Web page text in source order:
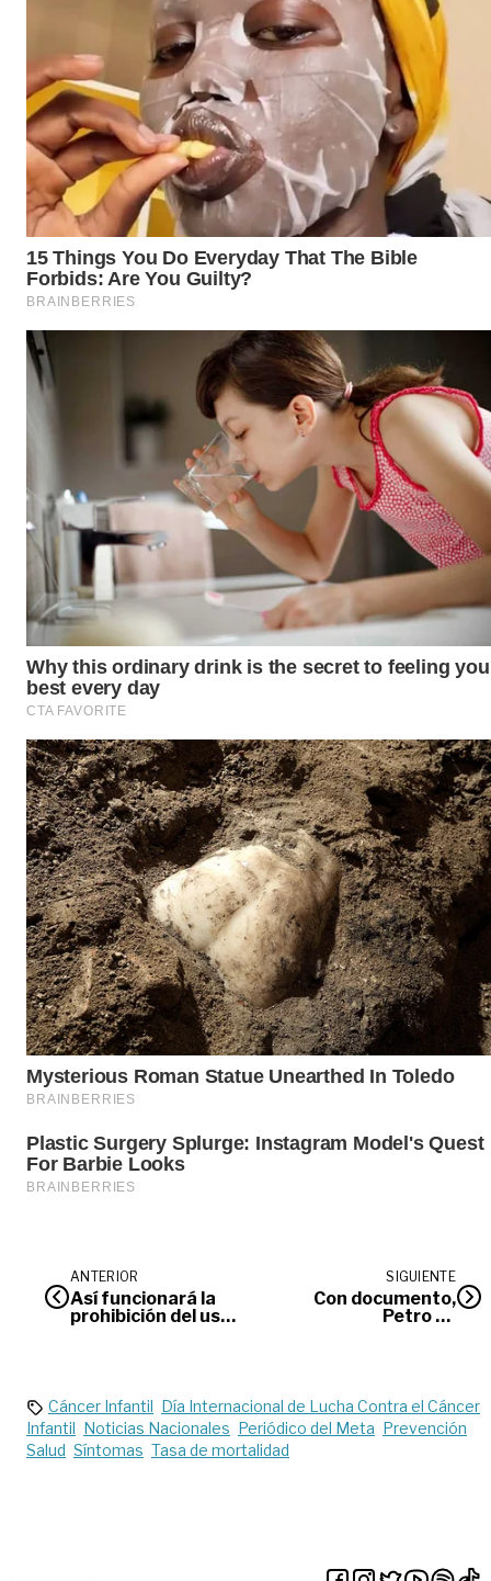
ANTERIOR
Así funcionará la
prohibición del uso
SIGUIENTE
Con documento,
Petro se
Cáncer Infantil Día Internacional de Lucha Contra el Cáncer
Infantil Noticias Nacionales Periódico del Meta Prevención
Salud Síntomas Tasa de mortalidad